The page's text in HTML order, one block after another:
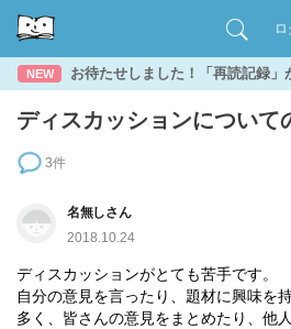
NEW お待たせしました！「再読記録」
ディスカッションについて
3件
名無しさん
2018.10.24
ディスカッションがとても苦手です。
自分の意見を言ったり、題材に興味を
多く、皆さんの意見をまとめたり、他